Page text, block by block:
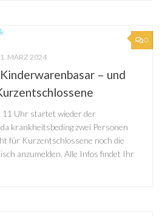
0
1. MÄRZ 2024
– und
11 Uhr startet wieder der
krankheitsbeding zwei Personen
für Kurzentschlossene noch die
anzumelden. Alle Infos findet Ihr